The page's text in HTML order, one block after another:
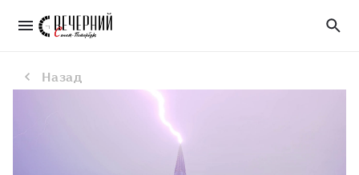
Несколько молний попали в «Лахта Центр» во время ночной грозы — видео
Назад